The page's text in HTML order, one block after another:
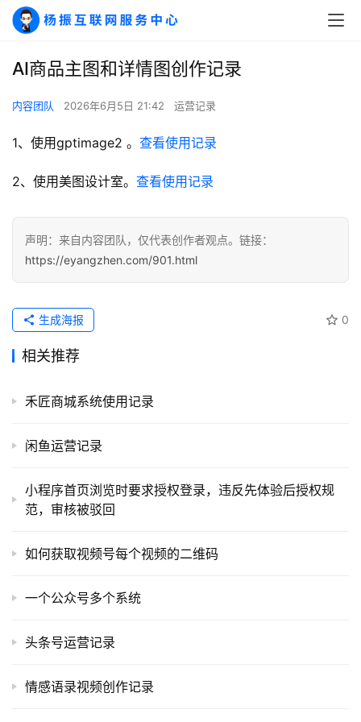
I
干
营
记
录
经
验
程
软
应
服
项
提
词
登录
AI商品主图和详情图创作记录
内容团队 2026年6月5日 21:42 运营记录
1、使用gptimage2 。 查看使用记录
2、使用美图设计室。 查看使用记录
声明：来自内容团队，仅代表创作者观点。链接：
https://eyangzhen.com/901.html
0
生成海报
相关推荐
禾匠商城系统使用记录
闲鱼运营记录
小程序首页浏览时要求授权登录，违反先体验后授权规
范，审核被驳回
如何获取视频号每个视频的二维码
一个公众号多个系统
头条号运营记录
情感语录视频创作记录